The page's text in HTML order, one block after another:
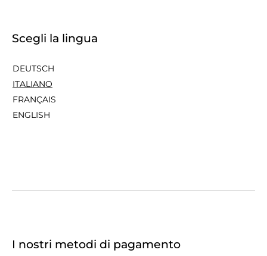
Scegli la lingua
DEUTSCH
ITALIANO
FRANÇAIS
ENGLISH
I nostri metodi di pagamento